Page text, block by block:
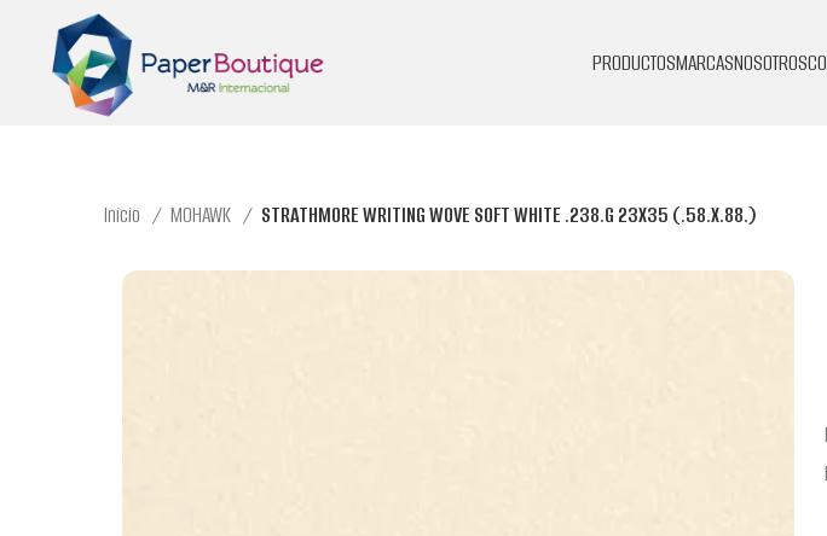
PRODUCTOSMARCASNOSOTROS
Inicio MOHAWK STRATHMORE WRITING WOVE SOFT WHITE .238.G 23X35 (.58.X.88.)